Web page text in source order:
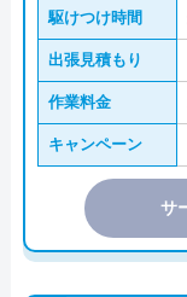
駆けつけ時間
出張見積もり
作業料金
キャンペーン
サ